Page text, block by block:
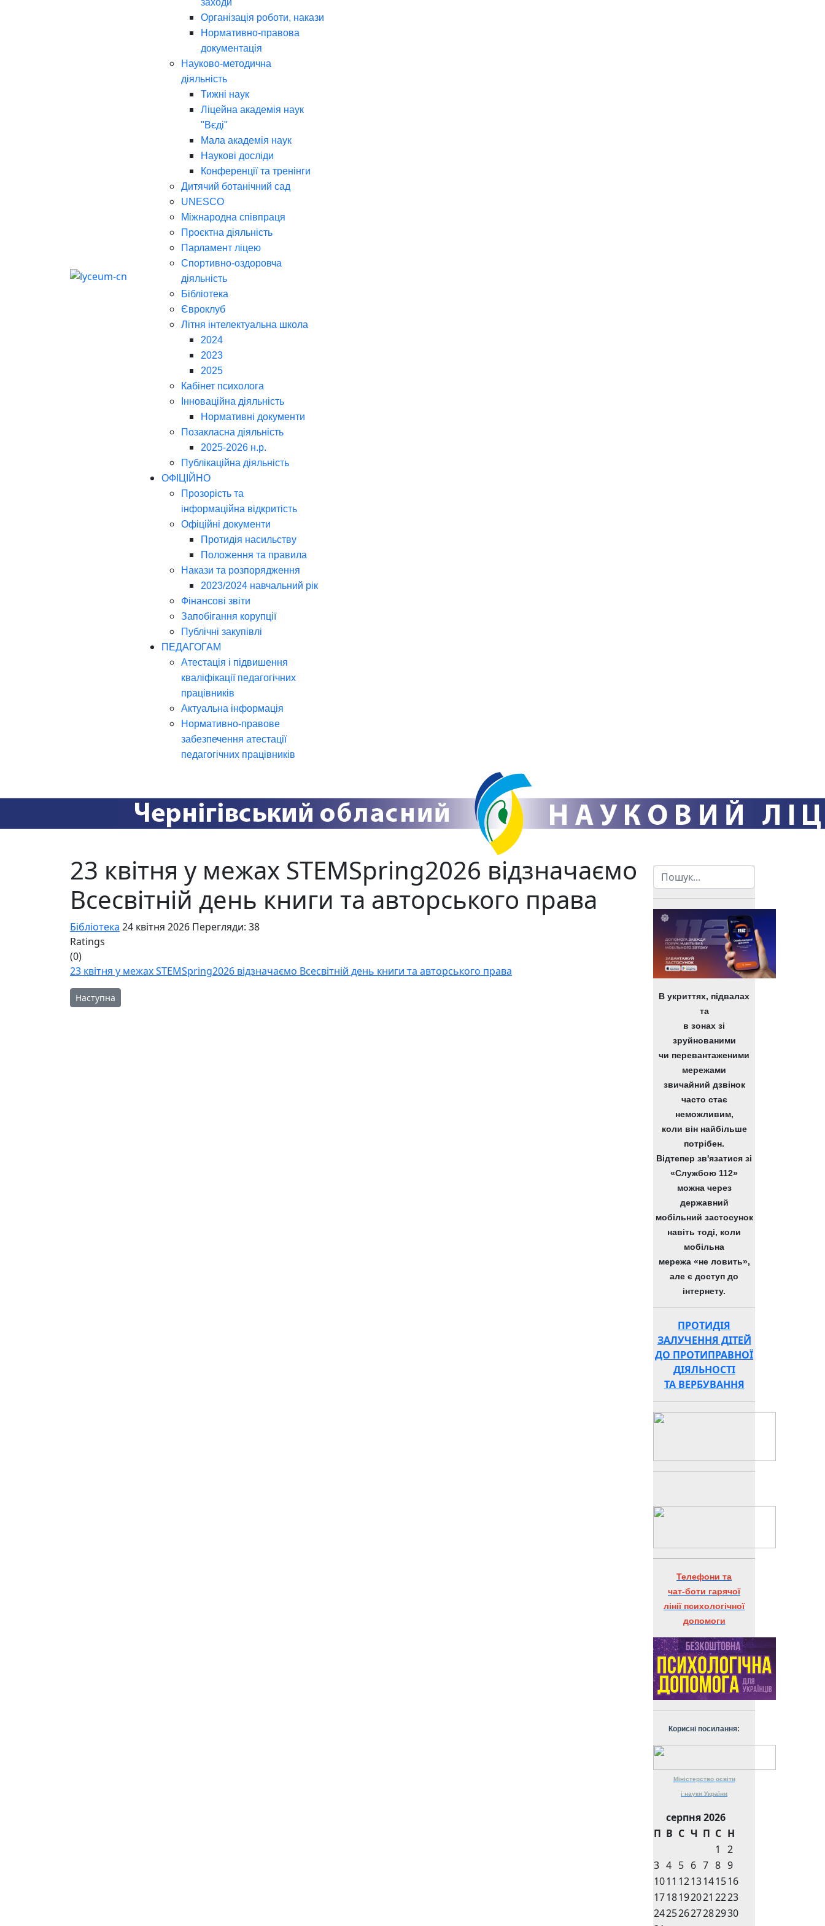
заходи
Організація роботи, накази
Нормативно-правова
документація
Науково-методична
діяльність
Тижні наук
Ліцейна академія наук
"Вєді"
Мала академія наук
Наукові досліди
Конференції та тренінги
Дитячий ботанічний сад
UNESCO
Міжнародна співпраця
Проєктна діяльність
Парламент ліцею
Спортивно-оздоровча
діяльність
Бібліотека
Євроклуб
Літня інтелектуальна школа
2024
2023
2025
Кабінет психолога
Інноваційна діяльність
Нормативні документи
Позакласна діяльність
2025-2026 н.р.
Публікаційна діяльність
ОФІЦІЙНО
Прозорість та
інформаційна відкритість
Офіційні документи
Протидія насильству
Положення та правила
Накази та розпорядження
2023/2024 навчальний рік
Фінансові звіти
Запобігання корупції
Публічні закупівлі
ПЕДАГОГАМ
Атестація і підвишення
кваліфікації педагогічних
працівників
Актуальна інформація
Нормативно-правове
забезпечення атестації
педагогічних працівників
23 квітня у межах STEMSpring2026 відзначаємо
Всесвітній день книги та авторського права
Бібліотека 24 квітня 2026 Перегляди: 38
Ratings
(0)
23 квітня у межах STEMSpring2026 відзначаємо Всесвітній день книги та авторського права
Наступна стаття: 23 квітня відзначається Всесвітній день книги й авторського права
Наступна
Пошук
В укриттях, підвалах
та
в зонах зі
зруйнованими
чи перевантаженими
мережами
звичайний дзвінок
часто стає
неможливим,
коли він найбільше
потрібен.
Відтепер зв'язатися зі
«Службою 112»
можна через
державний
мобільний застосунок
навіть тоді, коли
мобільна
мережа «не ловить»,
але є доступ до
інтернету.
ПРОТИДІЯ
ЗАЛУЧЕННЯ ДІТЕЙ
ДО ПРОТИПРАВНОЇ
ДІЯЛЬНОСТІ
ТА ВЕРБУВАННЯ
Телефони та
чат-боти гарячої
лінії психологічної
допомоги
Корисні посилання:
Міністерство освіти
і науки України
серпня 2026
П В С Ч П С Н
1
2
3 4 5 6 7 8 9
1011 1213141516
1718192021 2223
24252627282930